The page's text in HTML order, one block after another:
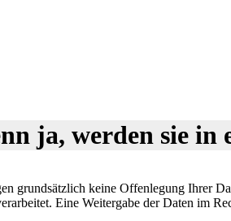
ja, werden sie
grundsätzlich keine Offenlegung Ihrer
Eine Weitergabe der Daten im